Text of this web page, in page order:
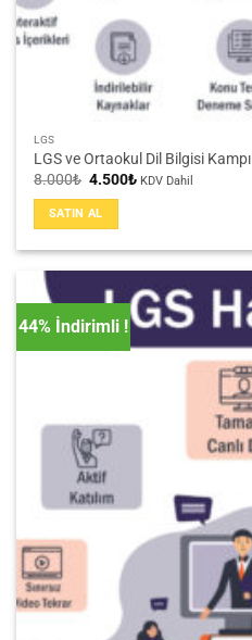
LGS
LGS ve Ortaokul Dil Bilgisi Kampı
8.000₺ Orijinal
8.000₺.
4.500₺Şu
KDV Dahil
SATIN AL
44% İndirimli !